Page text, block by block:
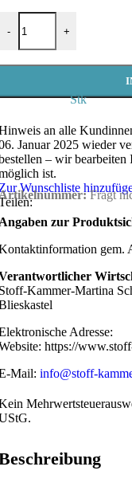
-
Fragt
+
Stk
an alle
Januar 2025 wieder
– wir bearbeiten
ist.
Wunschliste
Fragt
zur
gem.
Kammer-Martina
Adresse:
https://
Mail: info@stoff-